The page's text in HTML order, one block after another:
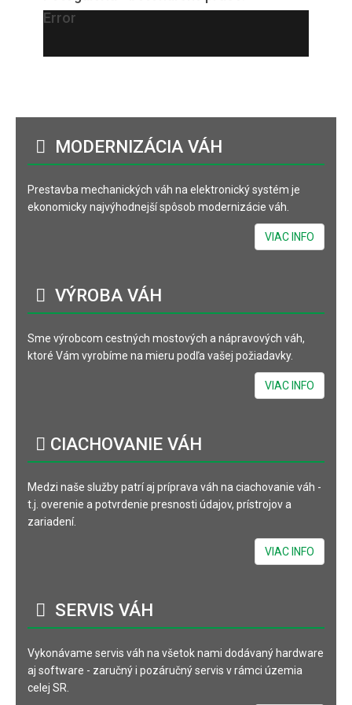
Error
MODERNIZÁCIA VÁH
Prestavba mechanických váh na elektronický systém je
ekonomicky najvýhodnejší spôsob modernizácie váh.
VIAC INFO
VÝROBA VÁH
Sme výrobcom cestných mostových a nápravových váh,
ktoré Vám vyrobíme na mieru podľa vašej požiadavky.
VIAC INFO
CIACHOVANIE VÁH
Medzi naše služby patrí aj príprava váh na ciachovanie váh -
t.j. overenie a potvrdenie presnosti údajov, prístrojov a
zariadení.
VIAC INFO
SERVIS VÁH
Vykonávame servis váh na všetok nami dodávaný hardware
aj software - zaručný i pozáručný servis v rámci územia
celej SR.